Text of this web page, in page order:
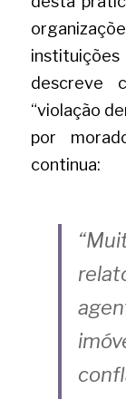
descreve
“violação
por
continua: